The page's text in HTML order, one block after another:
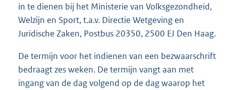
in te dienen bij het Ministerie van Volksgezondheid,
Welzijn en Sport, t.a.v. Directie Wetgeving en
Juridische Zaken, Postbus 20350, 2500 EJ Den Haag.
De termijn voor het indienen van een bezwaarschrift
bedraagt zes weken. De termijn vangt aan met
ingang van de dag volgend op de dag waarop het